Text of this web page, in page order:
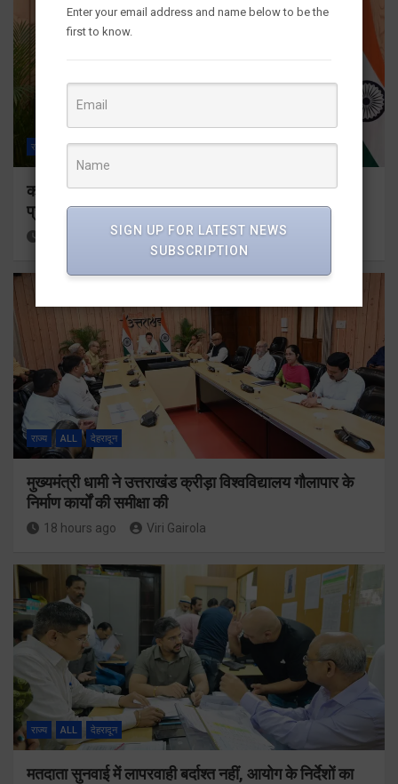
राज्य ALL देहरादून
कॉमनवेल्थ गेम्स 2026 के उत्तराखंड के पदक विजेताओं और
प्रशिक्षकों को मुख्यमंत्री धामी ने किया सम्मानित
18 hours ago Viri Gairola
राज्य ALL देहरादून
मुख्यमंत्री धामी ने उत्तराखंड क्रीड़ा विश्वविद्यालय गौलापार के
निर्माण कार्यों की समीक्षा की
18 hours ago Viri Gairola
राज्य ALL देहरादून
मतदाता सुनवाई में लापरवाही बर्दाश्त नहीं, आयोग के निर्देशों का
Enter your email address and name below to be the
first to know.
SIGN UP FOR LATEST NEWS
SUBSCRIPTION